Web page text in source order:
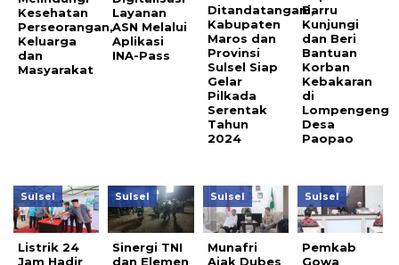
Kesehatan
Perseorangan,
Keluarga
dan
Masyarakat
Layanan
ASN Melalui
Aplikasi
INA-Pass
Ditandatangani,
Kabupaten
Maros dan
Provinsi
Sulsel Siap
Gelar
Pilkada
Serentak
Tahun
2024
Barru
Kunjungi
dan Beri
Bantuan
Korban
Kebakaran
di
Lompengeng
Desa
Paopao
Sulsel
Listrik 24
Jam Hadir
Sulsel
Sinergi TNI
dan Elemen
Sulsel
Munafri
Ajak Dubes
Sulsel
Pemkab
Gowa